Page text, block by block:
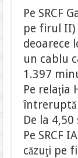
Pe SRCF
pe firul II)
deoarece
un cablu
1.397
Pe relaţia
întreruptă
De la
Pe SRCF
căzuţi pe